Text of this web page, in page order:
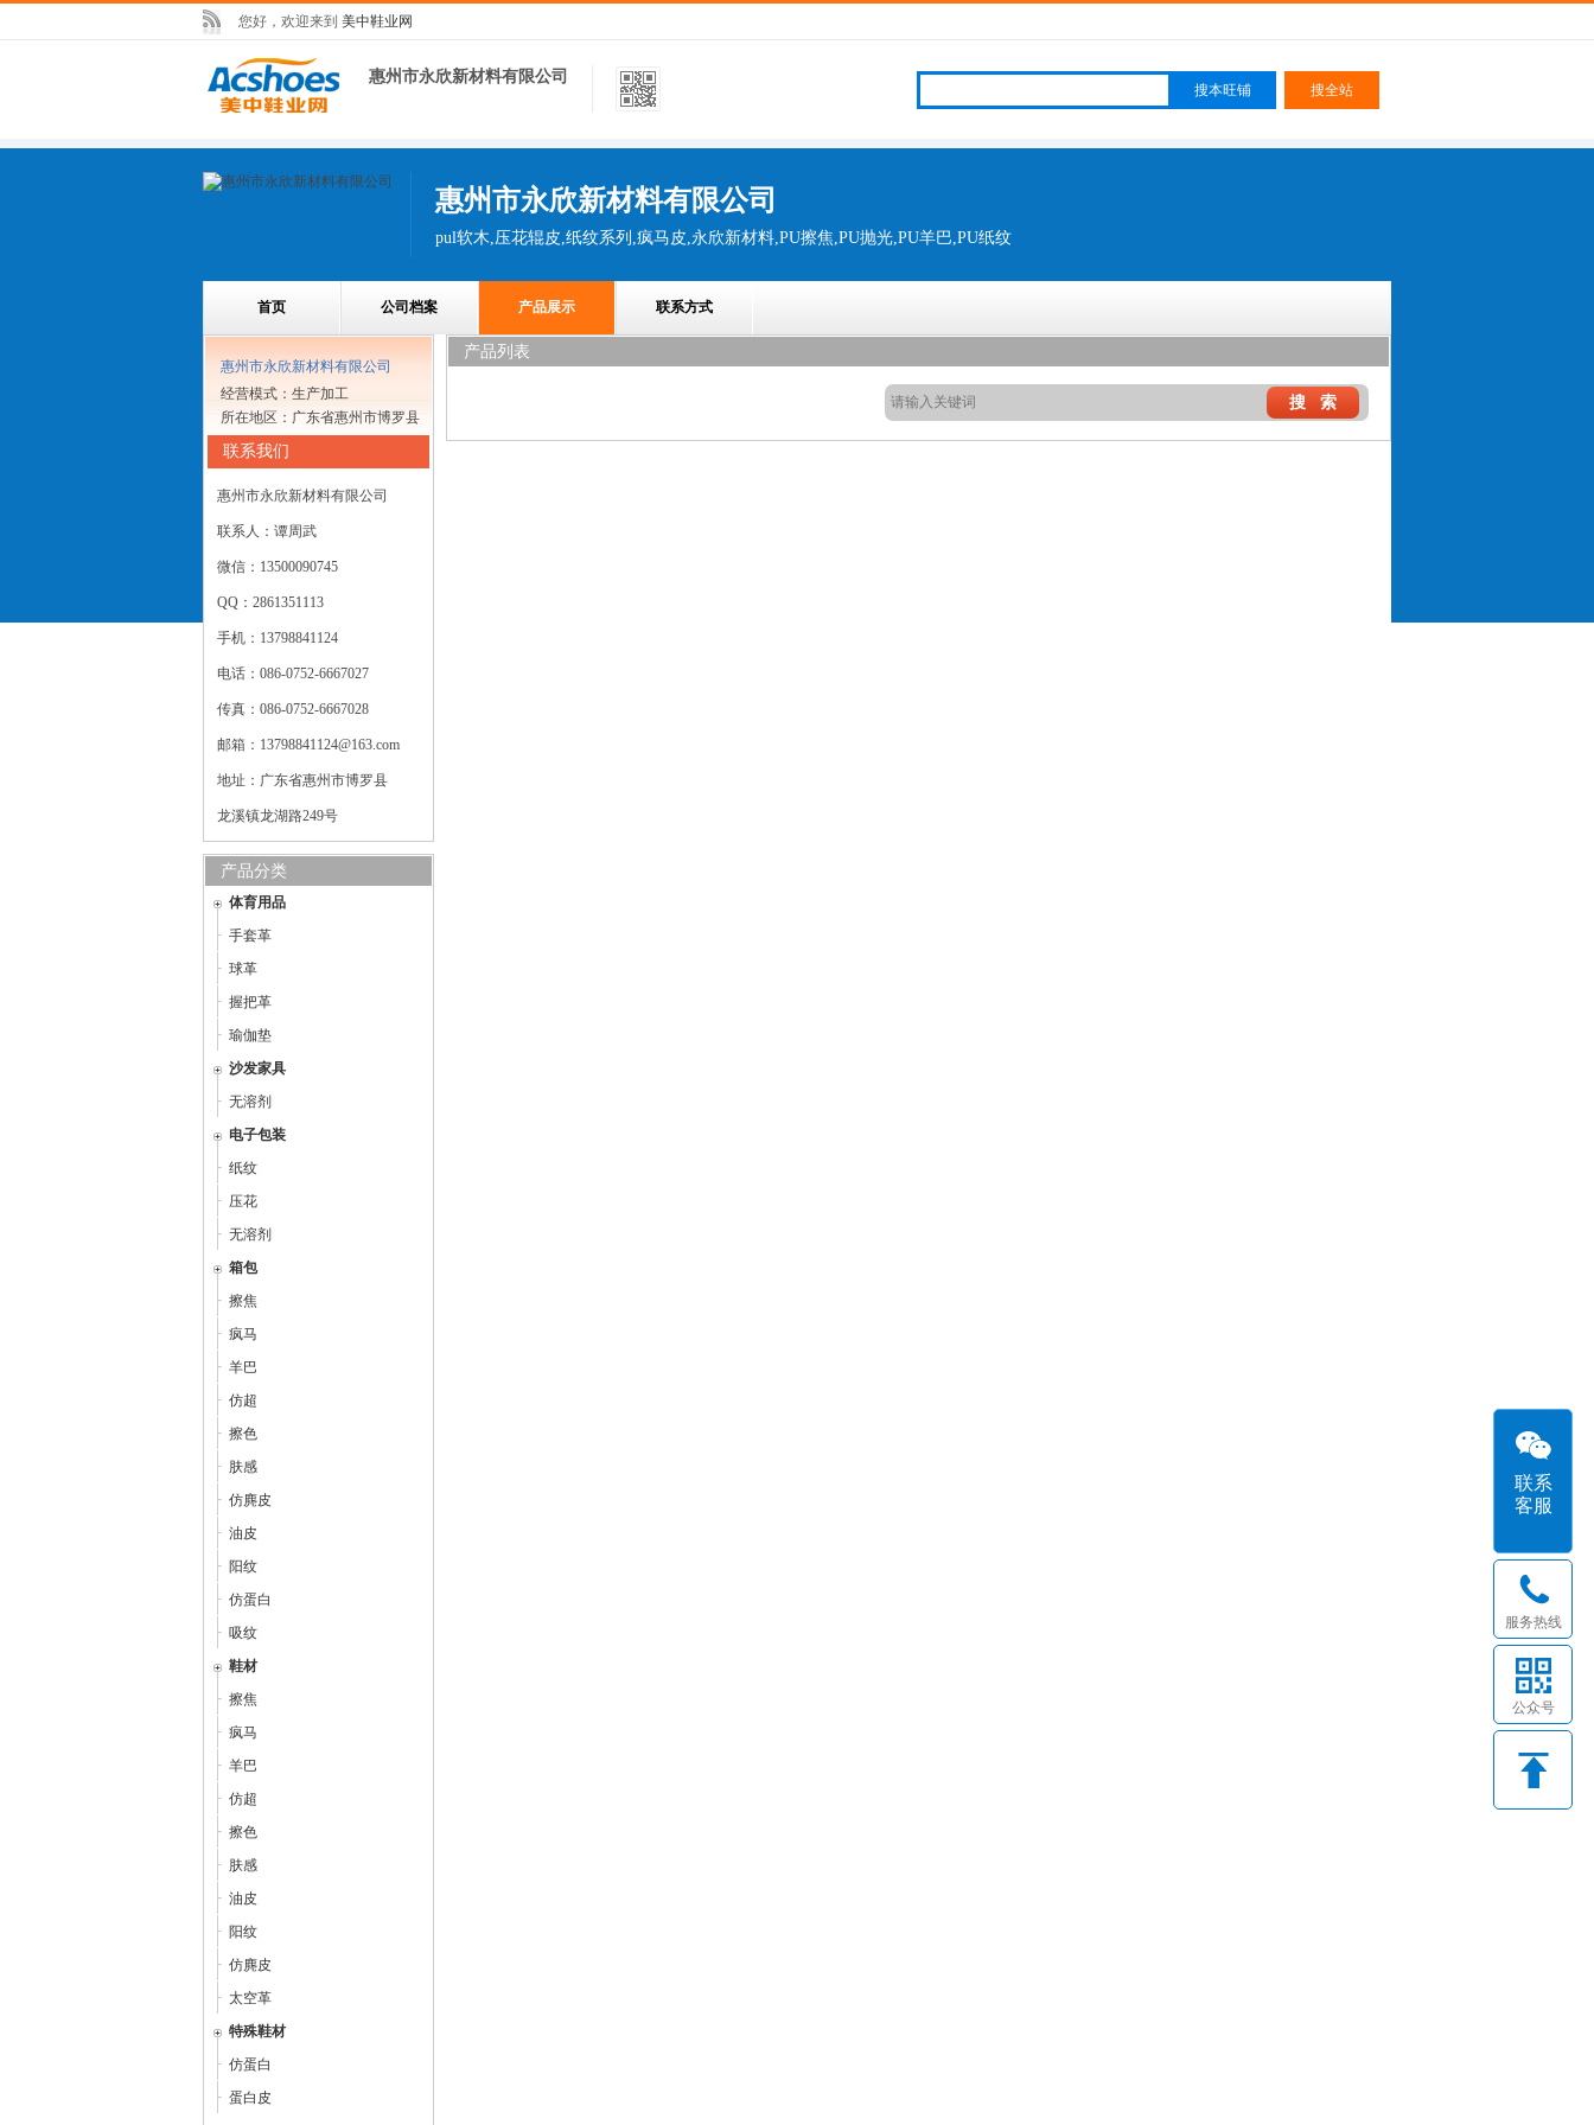
您好，欢迎来到 美中鞋业网
惠州市永欣新材料有限公司
惠州市永欣新材料有限公司
pul软木,压花辊皮,纸纹系列,疯马皮,永欣新材料,PU擦焦,PU抛光,PU羊巴,PU纸纹
首页 公司档案 产品展示 联系方式
惠州市永欣新材料有限公司
经营模式：生产加工
所在地区：广东省惠州市博罗县
联系我们
惠州市永欣新材料有限公司
联系人：谭周武
微信：13500090745
QQ：2861351113
手机：13798841124
电话：086-0752-6667027
传真：086-0752-6667028
邮箱：13798841124@163.com
地址：广东省惠州市博罗县
龙溪镇龙湖路249号
产品分类
体育用品
手套革
球革
握把革
瑜伽垫
沙发家具
无溶剂
电子包装
纸纹
压花
无溶剂
箱包
擦焦
疯马
羊巴
仿超
擦色
肤感
仿麂皮
油皮
阳纹
仿蛋白
吸纹
鞋材
擦焦
疯马
羊巴
仿超
擦色
肤感
油皮
阳纹
仿麂皮
太空革
特殊鞋材
仿蛋白
蛋白皮
产品列表
联系
客服
服务热线
公众号